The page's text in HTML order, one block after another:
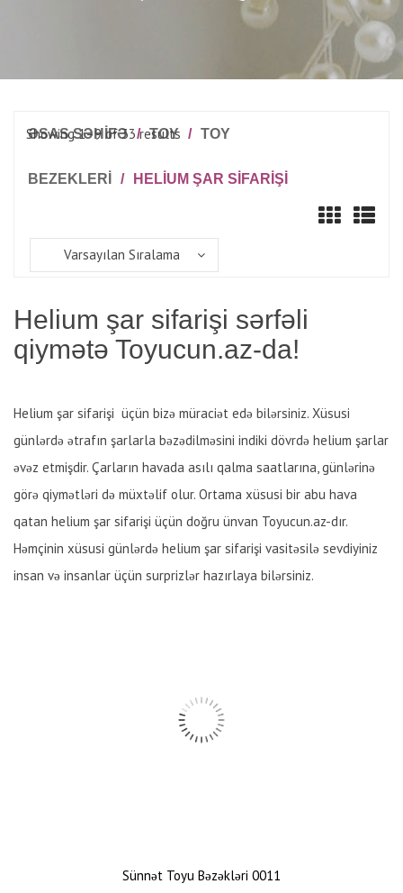
ƏSAS SƏHİFƏ / TOY / TOY
BEZEKLERI / HELIUM ŞAR SIFARIŞI
Showing 1–9 of 33 results
Varsayılan Sıralama
Helium şar sifarişi sərfəli
qiymətə Toyucun.az-da!
Helium şar sifarişi üçün bizə müraciət edə bilərsiniz. Xüsusi
günlərdə ətrafın şarlarla bəzədilməsini indiki dövrdə helium şarlar
əvəz etmişdir. Çarların havada asılı qalma saatlarına, günlərinə
görə qiymətləri də müxtəlif olur. Ortama xüsusi bir abu hava
qatan helium şar sifarişi üçün doğru ünvan Toyucun.az-dır.
Həmçinin xüsusi günlərdə helium şar sifarişi vasitəsilə sevdiyiniz
insan və insanlar üçün surprizlər hazırlaya bilərsiniz.
Sünnət Toyu Bəzəkləri 0011